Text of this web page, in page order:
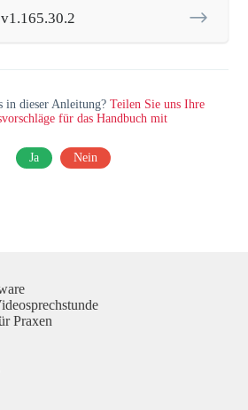
in dieser Anleitung?Teilen Sie uns Ihre
für das Handbuch mit
Ja Nein
Praxen